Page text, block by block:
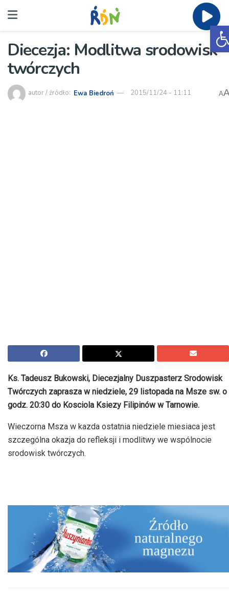
Diecezja: Modlitwa srodowisk
twórczych
autor / źródło: Ewa Biedroń 2015/11/24 - 11:11 A
Ks. Tadeusz Bukowski, Diecezjalny Duszpasterz Srodowisk
Twórczych zaprasza w niedziele, 29 listopada na Msze sw. o
godz. 20:30 do Kosciola Ksiezy Filipinów w Tarnowie.
Wieczorna Msza w kazda ostatnia niedziele miesiaca jest
szczególna okazja do refleksji i modlitwy we wspólnocie
srodowisk twórczych.